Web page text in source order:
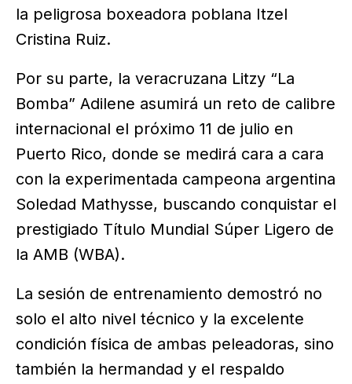
la peligrosa boxeadora poblana Itzel
Cristina Ruiz.
Por su parte, la veracruzana Litzy “La
Bomba” Adilene asumirá un reto de calibre
internacional el próximo 11 de julio en
Puerto Rico, donde se medirá cara a cara
con la experimentada campeona argentina
Soledad Mathysse, buscando conquistar el
prestigiado Título Mundial Súper Ligero de
la AMB (WBA).
La sesión de entrenamiento demostró no
solo el alto nivel técnico y la excelente
condición física de ambas peleadoras, sino
también la hermandad y el respaldo